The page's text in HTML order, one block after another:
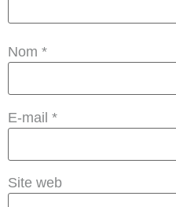
Nom *
E-mail *
Site web